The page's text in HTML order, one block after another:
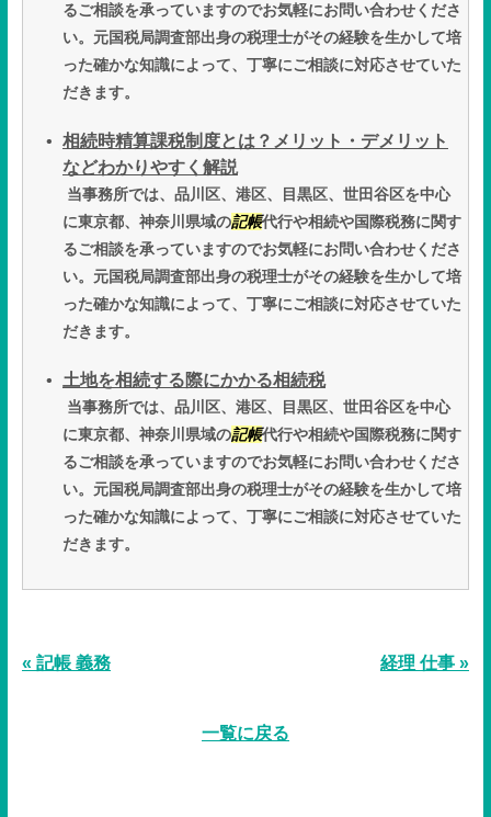
るご相談を承っていますのでお気軽にお問い合わせくださ
い。元国税局調査部出身の税理士がその経験を生かして培
った確かな知識によって、丁寧にご相談に対応させていた
だきます。
相続時精算課税制度とは？メリット・デメリット
などわかりやすく解説
当事務所では、品川区、港区、目黒区、世田谷区を中心
に東京都、神奈川県域の記帳代行や相続や国際税務に関す
るご相談を承っていますのでお気軽にお問い合わせくださ
い。元国税局調査部出身の税理士がその経験を生かして培
った確かな知識によって、丁寧にご相談に対応させていた
だきます。
土地を相続する際にかかる相続税
当事務所では、品川区、港区、目黒区、世田谷区を中心
に東京都、神奈川県域の記帳代行や相続や国際税務に関す
るご相談を承っていますのでお気軽にお問い合わせくださ
い。元国税局調査部出身の税理士がその経験を生かして培
った確かな知識によって、丁寧にご相談に対応させていた
だきます。
« 記帳 義務 経理 仕事 »
一覧に戻る